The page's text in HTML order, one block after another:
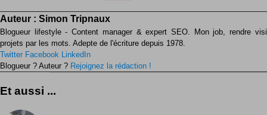
Auteur : Simon Tripnaux
Blogueur lifestyle - Content manager & expert SEO. Mon job, rendre
projets par les mots. Adepte de l'écriture depuis 1978.
Twitter Facebook LinkedIn
Blogueur ? Auteur ? Rejoignez la rédaction !
Et aussi ...